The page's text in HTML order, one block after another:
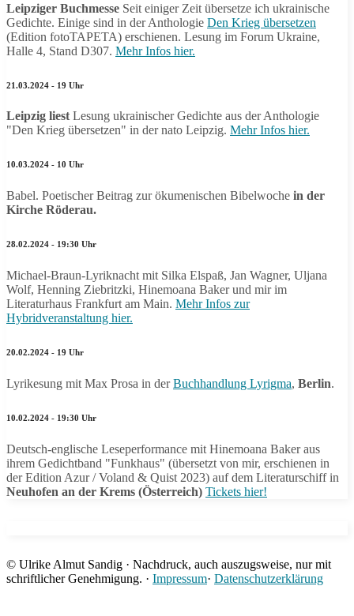
Leipziger Buchmesse Seit einiger Zeit übersetze ich ukrainische
Gedichte. Einige sind in der Anthologie Den Krieg übersetzen
(Edition fotoTAPETA) erschienen. Lesung im Forum Ukraine,
Halle 4, Stand D307. Mehr Infos hier.
21.03.2024 - 19 Uhr
Leipzig liestLesung ukrainischer Gedichte aus der Anthologie
"Den Krieg übersetzen" in der nato Leipzig. Mehr Infos hier.
10.03.2024 - 10 Uhr
Babel. Poetischer Beitrag zur ökumenischen Bibelwoche in der
Kirche Röderau.
28.02.2024 - 19:30 Uhr
Michael-Braun-Lyriknacht mit Silka Elspaß, Jan Wagner, Uljana
Wolf, Henning Ziebritzki, Hinemoana Baker und mir im
Literaturhaus Frankfurt am Main. Mehr Infos zur
Hybridveranstaltung hier.
20.02.2024 - 19 Uhr
Lyrikesung mit Max Prosa in derBuchhandlung Lyrigma, Berlin.
10.02.2024 - 19:30 Uhr
Deutsch-englische Leseperformance mit Hinemoana Baker aus
ihrem Gedichtband "Funkhaus" (übersetzt von mir, erschienen in
der Edition Azur / Voland & Quist 2023) auf dem Literaturschiff in
Neuhofen an der Krems (Österreich) Tickets hier!
© Ulrike Almut Sandig · Nachdruck, auch auszugsweise, nur mit
schriftlicher Genehmigung. · Impressum· Datenschutzerklärung